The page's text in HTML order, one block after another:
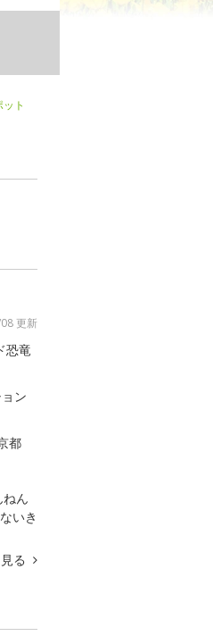
ト
更新
恐竜
ン
都
ん
いき
る